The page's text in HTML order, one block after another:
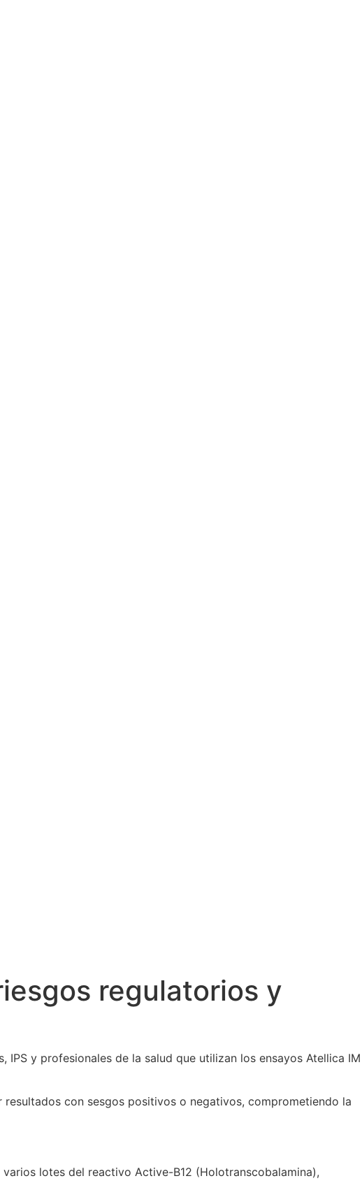
regulatorios y
y profesionales de la salud que utilizan los ensayos Atellica IM
con sesgos positivos o negativos, comprometiendo la
lotes del reactivo Active-B12 (Holotranscobalamina),